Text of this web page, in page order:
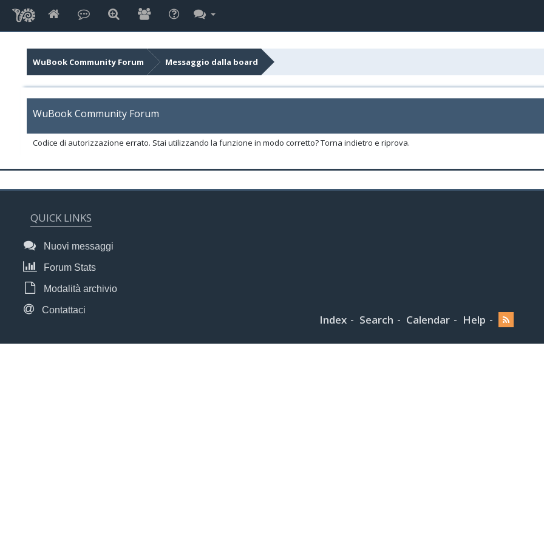
WuBook Community Forum Messaggio dalla board
WuBook Community Forum
Codice di autorizzazione errato. Stai utilizzando la funzione in modo corretto? Torna indietro e riprova.
QUICK LINKS
Nuovi messaggi
Forum Stats
Modalità archivio
Contattaci
Index Search Calendar Help